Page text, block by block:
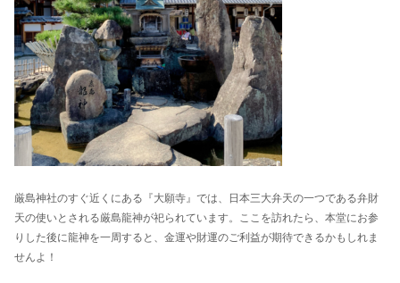
厳島神社のすぐ近くにある『大願寺』では、日本三大弁天の一つである弁財
天の使いとされる厳島龍神が祀られています。ここを訪れたら、本堂にお参
りした後に龍神を一周すると、金運や財運のご利益が期待できるかもしれま
せんよ！